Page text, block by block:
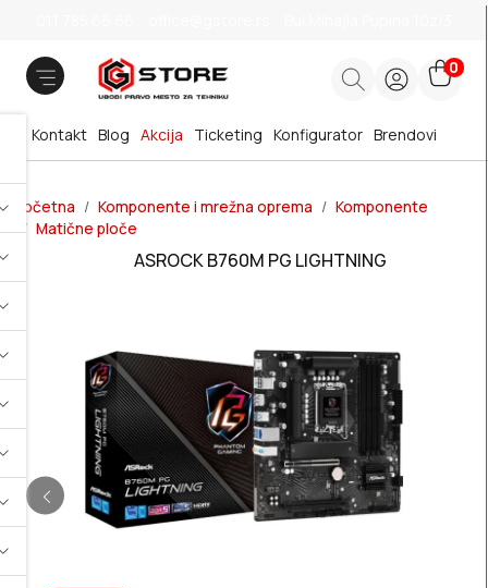
0
Brendovi
Blog Akcija
Kontakt Ticketing Konfigurator
Početna Komponente i mrežna oprema
Komponente
Matične ploče
ASROCK B760M PG LIGHTNING